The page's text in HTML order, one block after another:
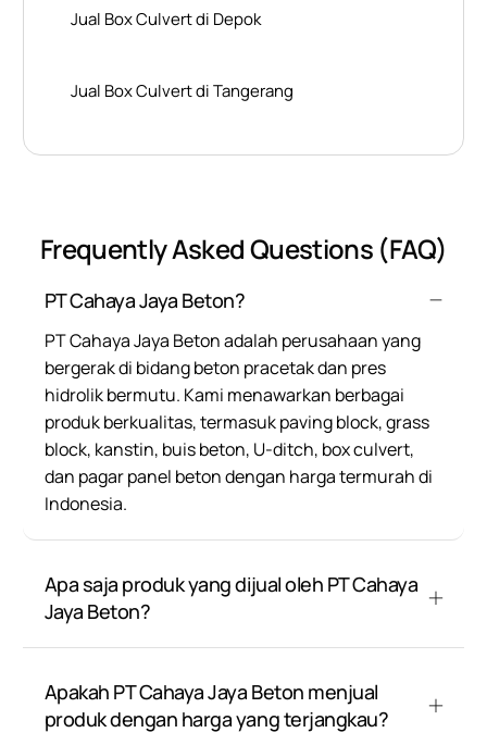
Jual Box Culvert di Depok
Jual Box Culvert di Tangerang
Frequently Asked Questions (FAQ)
PT Cahaya Jaya Beton?
PT Cahaya Jaya Beton adalah perusahaan yang
bergerak di bidang beton pracetak dan pres
hidrolik bermutu. Kami menawarkan berbagai
produk berkualitas, termasuk paving block, grass
block, kanstin, buis beton, U-ditch, box culvert,
dan pagar panel beton dengan harga termurah di
Indonesia.
Apa saja produk yang dijual oleh PT Cahaya
Jaya Beton?
Apakah PT Cahaya Jaya Beton menjual
produk dengan harga yang terjangkau?